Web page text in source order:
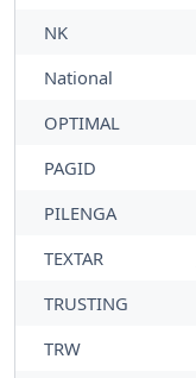
NK
National
OPTIMAL
PAGID
PILENGA
TEXTAR
TRUSTING
TRW